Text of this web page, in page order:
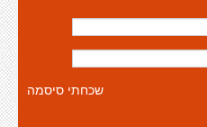
שכחתי סיסמה